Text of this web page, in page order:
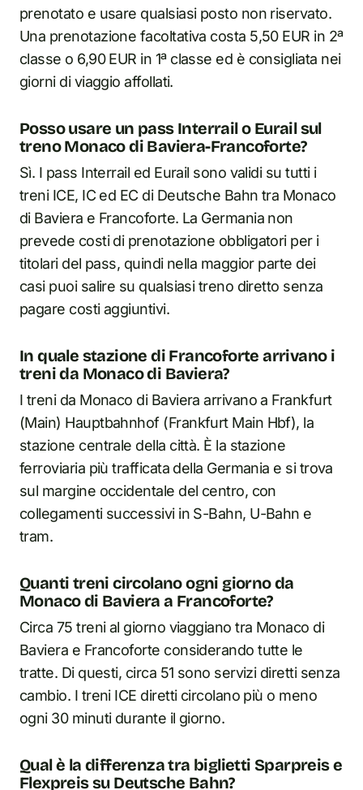
prenotato e usare qualsiasi posto non riservato.
Una prenotazione facoltativa costa 5,50 EUR in 2ª
classe o 6,90 EUR in 1ª classe ed è consigliata nei
giorni di viaggio affollati.
Posso usare un pass Interrail o Eurail sul
treno Monaco di Baviera-Francoforte?
Sì. I pass Interrail ed Eurail sono validi su tutti i
treni ICE, IC ed EC di Deutsche Bahn tra Monaco
di Baviera e Francoforte. La Germania non
prevede costi di prenotazione obbligatori per i
titolari del pass, quindi nella maggior parte dei
casi puoi salire su qualsiasi treno diretto senza
pagare costi aggiuntivi.
In quale stazione di Francoforte arrivano i
treni da Monaco di Baviera?
I treni da Monaco di Baviera arrivano a Frankfurt
(Main) Hauptbahnhof (Frankfurt Main Hbf), la
stazione centrale della città. È la stazione
ferroviaria più trafficata della Germania e si trova
sul margine occidentale del centro, con
collegamenti successivi in S-Bahn, U-Bahn e
tram.
Quanti treni circolano ogni giorno da
Monaco di Baviera a Francoforte?
Circa 75 treni al giorno viaggiano tra Monaco di
Baviera e Francoforte considerando tutte le
tratte. Di questi, circa 51 sono servizi diretti senza
cambio. I treni ICE diretti circolano più o meno
ogni 30 minuti durante il giorno.
Qual è la differenza tra biglietti Sparpreis e
Flexpreis su Deutsche Bahn?